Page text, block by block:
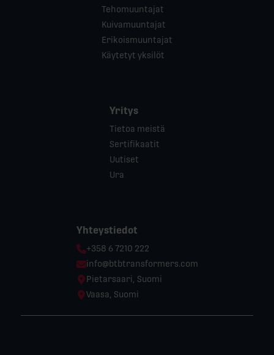
Tehomuuntajat
Kuivamuuntajat
Erikoismuuntajat
Käytetyt yksilöt
Yritys
Tietoa meistä
Sertifikaatit
Uutiset
Ura
Yhteystiedot
Phone:
+358 6 7210 222
Email:
info@btbtransformers.com
Location:
Pietarsaari, Suomi
Location:
Vaasa, Suomi